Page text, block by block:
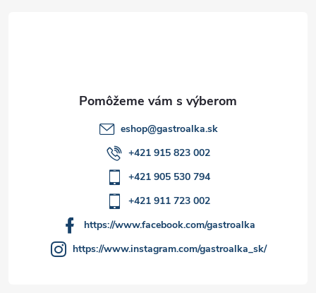
eshop@gastroalka.sk
+421 915 823 002
+421 905 530 794
+421 911 723 002
https://www.facebook.com/gastroalka
https://www.instagram.com/gastroalka_sk/